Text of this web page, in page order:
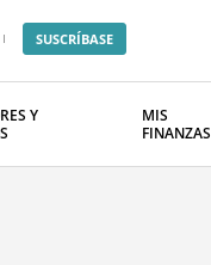
SUSCRÍBASE
Y
MIS
FINANZAS